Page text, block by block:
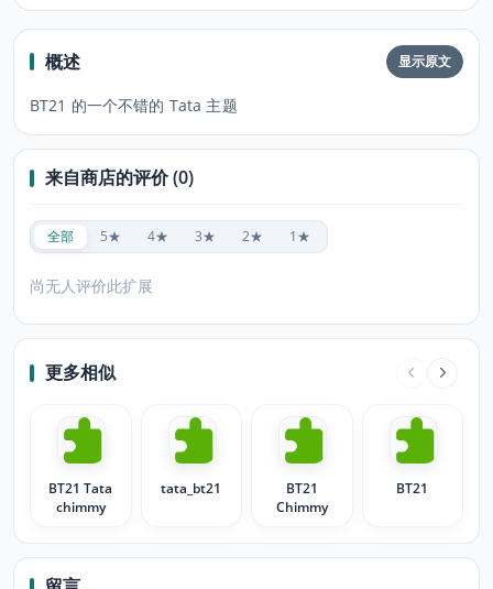
概述 显示原文
BT21 的一个不错的 Tata 主题
来自商店的评价 (0)
全部 5★ 4★ 3★ 2★ 1★
尚无人评价此扩展
更多相似
BT21 Tata
chimmy
tata_bt21
BT21
Chimmy
BT21